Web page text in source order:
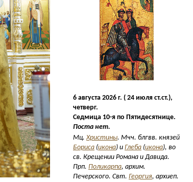
6 августа 2026 г. ( 24 июля ст.ст.),
четверг.
Седмица 10-я по Пятидесятнице.
Поста нет.
Мц.Христины. Мчч. блгвв. князей
Бориса (икона) и Глеба (икона), во
св. Крещении Романа и Давида.
Прп. Поликарпа, архим.
Печерского. Свт. Георгия, архиеп.